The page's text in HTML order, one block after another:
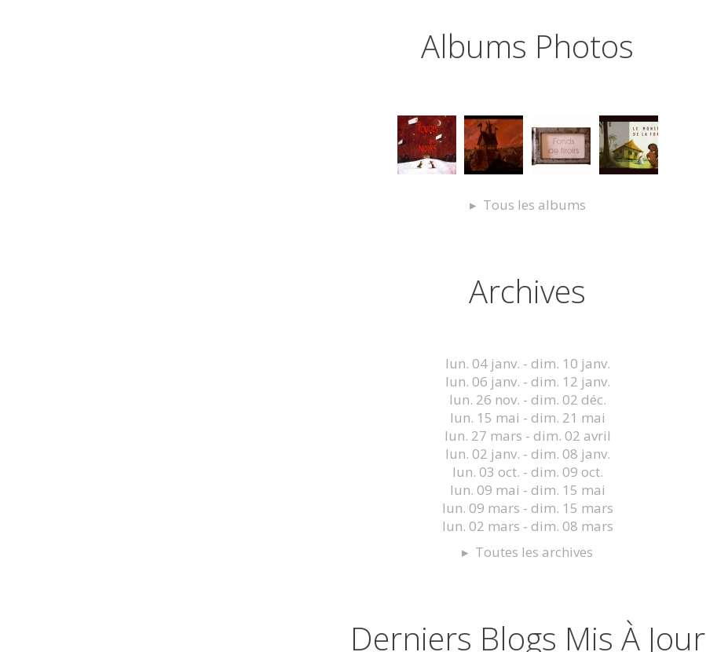
Albums Photos
Tous les albums
Archives
lun. 04 janv. - dim. 10 janv.
lun. 06 janv. - dim. 12 janv.
lun. 26 nov. - dim. 02 déc.
lun. 15 mai - dim. 21 mai
lun. 27 mars - dim. 02 avril
lun. 02 janv. - dim. 08 janv.
lun. 03 oct. - dim. 09 oct.
lun. 09 mai - dim. 15 mai
lun. 09 mars - dim. 15 mars
lun. 02 mars - dim. 08 mars
Toutes les archives
Derniers Blogs Mis À Jour